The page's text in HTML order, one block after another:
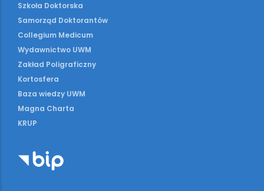
Szkoła Doktorska
Samorząd Doktorantów
Collegium Medicum
Wydawnictwo UWM
Zakład Poligraficzny
Kortosfera
Baza wiedzy UWM
Magna Charta
KRUP